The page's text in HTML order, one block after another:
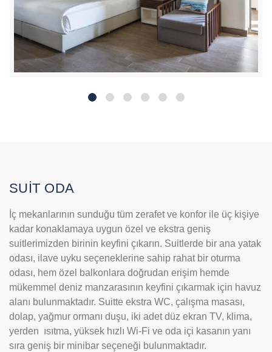
SUİT ODA
İç mekanlarının sunduğu tüm zerafet ve konfor ile üç kişiye
kadar konaklamaya uygun özel ve ekstra geniş
suitlerimizden birinin keyfini çıkarın. Suitlerde bir ana yatak
odası, ilave uyku seçeneklerine sahip rahat bir oturma
odası, hem özel balkonlara doğrudan erişim hemde
mükemmel deniz manzarasının keyfini çıkarmak için havuz
alanı bulunmaktadır. Suitte ekstra WC, çalışma masası,
dolap, yağmur ormanı duşu, iki adet düz ekran TV, klima,
yerden ısıtma, yüksek hızlı Wi-Fi ve oda içi kasanın yanı
sıra geniş bir minibar seçeneği bulunmaktadır.